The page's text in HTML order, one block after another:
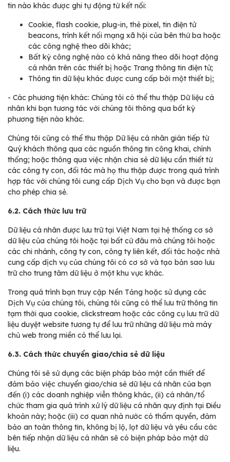
tin nào khác được ghi tự động từ kết nối:
Cookie, flash cookie, plug-in, thẻ pixel, tin điện tử
beacons, trình kết nối mạng xã hội của bên thứ ba hoặc
các công nghệ theo dõi khác;
Bất kỳ công nghệ nào có khả năng theo dõi hoạt động
cá nhân trên các thiết bị hoặc Trang thông tin điện tử;
Thông tin dữ liệu khác được cung cấp bởi một thiết bị;
- Các phương tiện khác: Chúng tôi có thể thu thập Dữ liệu cá
nhân khi bạn tương tác với chúng tôi thông qua bất kỳ
phương tiện nào khác.
Chúng tôi cũng có thể thu thập Dữ liệu cá nhân gián tiếp từ
Quý khách thông qua các nguồn thông tin công khai, chính
thống; hoặc thông qua việc nhận chia sẻ dữ liệu cần thiết từ
các công ty con, đối tác mà họ thu thập được trong quá trình
hợp tác với chúng tôi cung cấp Dịch Vụ cho bạn và được bạn
cho phép chia sẻ.
6.2. Cách thức lưu trữ
Dữ liệu cá nhân được lưu trữ tại Việt Nam tại hệ thống cơ sở
dữ liệu của chúng tôi hoặc tại bất cứ đâu mà chúng tôi hoặc
các chi nhánh, công ty con, công ty liên kết, đối tác hoặc nhà
cung cấp dịch vụ của chúng tôi có cơ sở và tạo bản sao lưu
trữ cho trung tâm dữ liệu ở một khu vực khác.
Trong quá trình bạn truy cập Nền Tảng hoặc sử dụng các
Dịch Vụ của chúng tôi, chúng tôi cũng có thể lưu trữ thông tin
tạm thời qua cookie, clickstream hoặc các công cụ lưu trữ dữ
liệu duyệt website tương tự để lưu trữ những dữ liệu mà máy
chủ web trong miền có thể lưu lại.
6.3. Cách thức chuyển giao/chia sẻ dữ liệu
Chúng tôi sẽ sử dụng các biện pháp bảo mật cần thiết để
đảm bảo việc chuyển giao/chia sẻ dữ liệu cá nhân của bạn
đến (i) các doanh nghiệp viễn thông khác, (ii) cá nhân/tổ
chức tham gia quá trình xử lý dữ liệu cá nhân quy định tại Điều
khoản này; hoặc (iii) cơ quan nhà nước có thẩm quyền, đảm
bảo an toàn thông tin, không bị lộ, lọt dữ liệu và yêu cầu các
bên tiếp nhận dữ liệu cá nhân sẽ có biện pháp bảo mật dữ
liệu.